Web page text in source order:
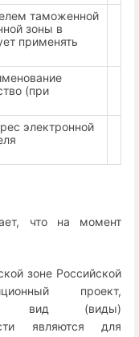
таможенной
зоны в
применять
(при
электронной
что на момент
зоне Российской
проект,
вид (виды)
являются для